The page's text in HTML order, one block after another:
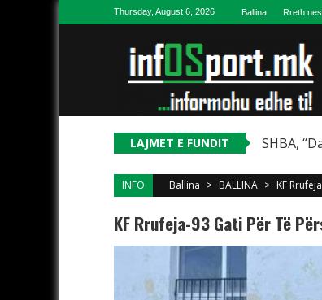
Skip to contentThursday, August 6, 2026 Ballina Rreth
LAJMET E FUNDIT SHBA,
INFO Ballina > BALLINA > KF
KF Rrufeja-93 Gati Për Të